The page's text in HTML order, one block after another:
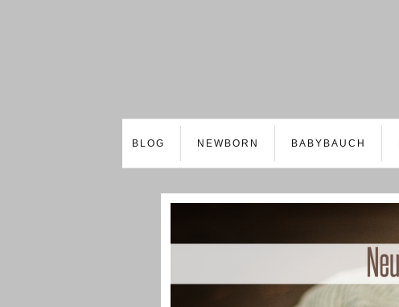
BLOG NEWBORN BABYBAUCH